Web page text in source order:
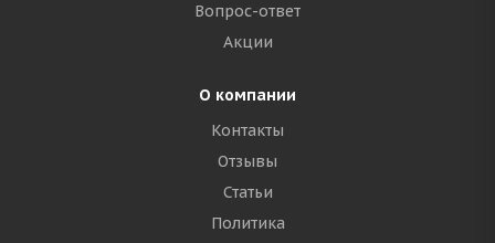
Вопрос-ответ
Акции
О компании
Контакты
Отзывы
Статьи
Политика